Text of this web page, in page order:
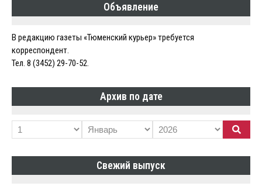
Объявление
В редакцию газеты «Тюменский курьер» требуется
корреспондент.
Тел. 8 (3452) 29-70-52.
Архив по дате
Свежий выпуск